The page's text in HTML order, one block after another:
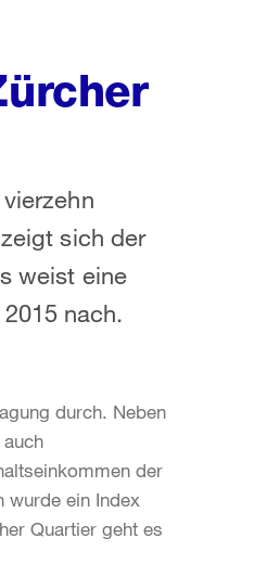
sich der
weist eine
nach.
durch. Neben
der
wurde ein Index
Quartier geht es